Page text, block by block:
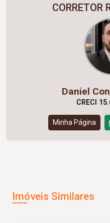
CORRETOR
Daniel
CRECI
Minha Página
Imóveis Similares